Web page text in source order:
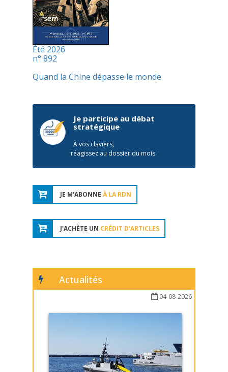
Été 2026
n° 892
Quand la Chine dépasse le monde
Je participe au débat
stratégique
À vos claviers,
réagissez au dossier du mois
JE M'ABONNE À LA RDN
J'ACHÈTE UN CRÉDIT D'ARTICLES
Actualités
04-08-2026